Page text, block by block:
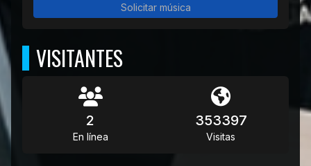
Solicitar música
VISITANTES
2
En línea
353397
Visitas